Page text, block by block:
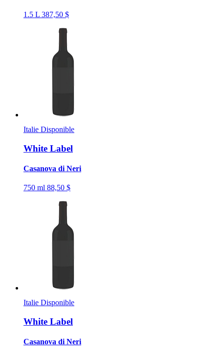
1.5 L 387,50 $
Italie Disponible
White Label
Casanova di Neri
750 ml 88,50 $
Italie Disponible
White Label
Casanova di Neri